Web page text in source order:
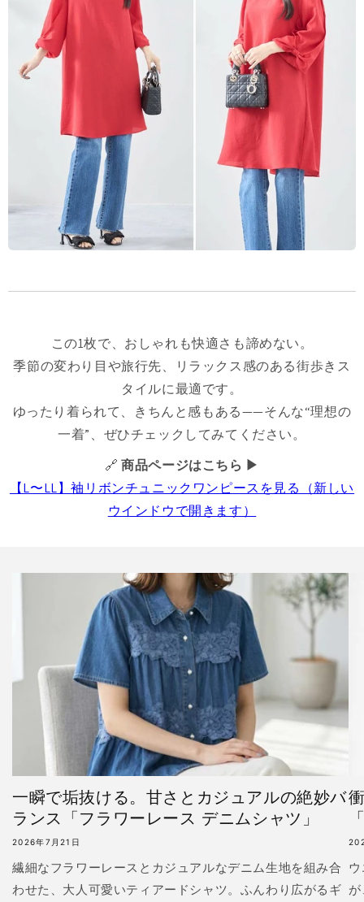
この1枚で、おしゃれも快適さも諦めない。
季節の変わり目や旅行先、リラックス感のある街歩きス
タイルに最適です。
ゆったり着られて、きちんと感もある——そんな“理想の
一着”、ぜひチェックしてみてください。
🔗商品ページはこちら ▶
【L〜LL】袖リボンチュニックワンピースを見る（新しい
ウインドウで開きます）
一瞬で垢抜ける。甘さとカジュアルの絶妙バ
ランス「フラワーレース デニムシャツ」
2026年7月21日
繊細なフラワーレースとカジュアルなデニム生地を組み合
わせた、大人可愛いティアードシャツ。ふんわり広がるギ